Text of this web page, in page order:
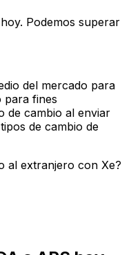
Podemos superar
del mercado para
para fines
de cambio al enviar
de cambio de
al extranjero con Xe?